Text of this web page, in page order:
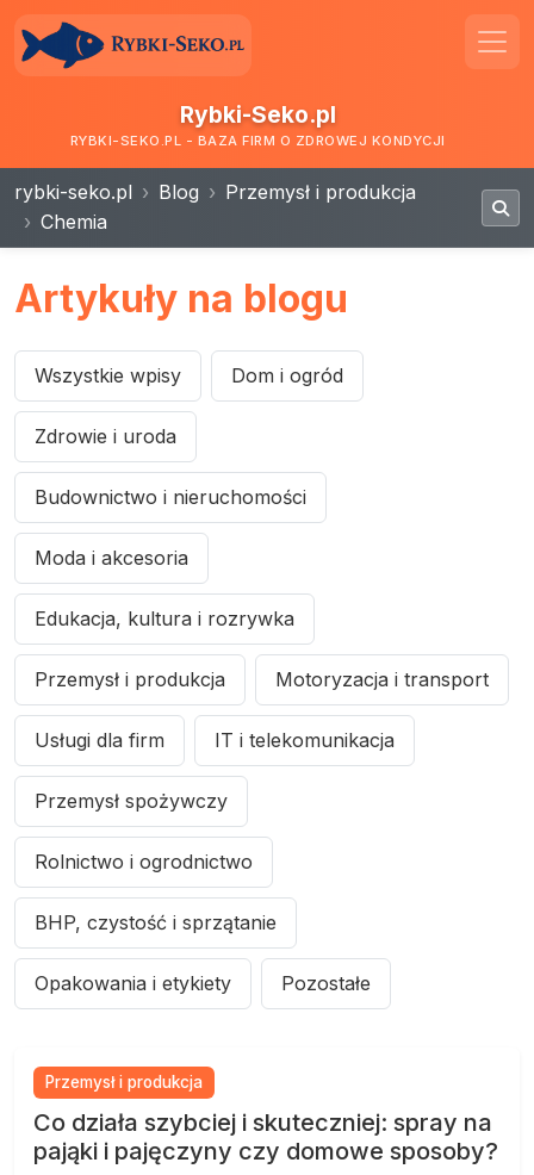
Rybki-Seko.pl
RYBKI-SEKO.PL - BAZA FIRM O ZDROWEJ KONDYCJI
rybki-seko.pl Blog
Przemysł i produkcja
Chemia
Artykuły na blogu
Wszystkie wpisy Dom i ogród
Zdrowie i uroda
Budownictwo i nieruchomości
Moda i akcesoria
Edukacja, kultura i rozrywka
Przemysł i produkcja Motoryzacja i transport
Usługi dla firm IT i telekomunikacja
Przemysł spożywczy
Rolnictwo i ogrodnictwo
BHP, czystość i sprzątanie
Opakowania i etykiety Pozostałe
Przemysł i produkcja
Co działa szybciej i skuteczniej: spray na
pająki i pajęczyny czy domowe sposoby?